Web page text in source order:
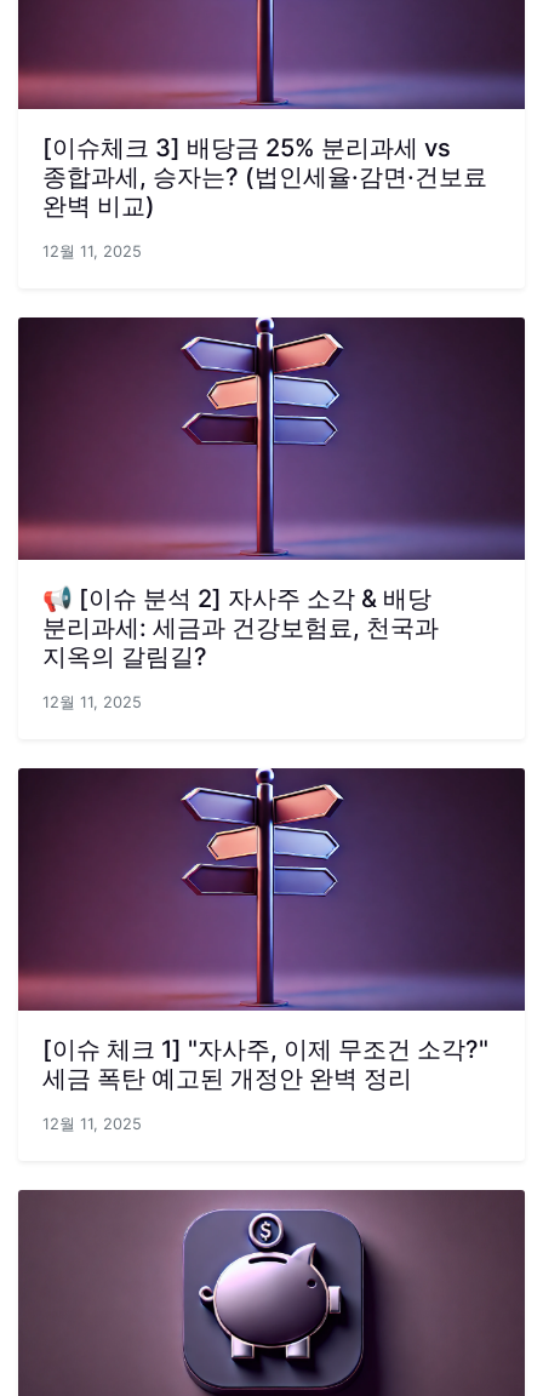
[이슈체크 3] 배당금 25% 분리과세 vs
종합과세, 승자는? (법인세율·감면·건보료
완벽 비교)
12월 11, 2025
📢 [이슈 분석 2] 자사주 소각 & 배당
분리과세: 세금과 건강보험료, 천국과
지옥의 갈림길?
12월 11, 2025
[이슈 체크 1] "자사주, 이제 무조건 소각?"
세금 폭탄 예고된 개정안 완벽 정리
12월 11, 2025